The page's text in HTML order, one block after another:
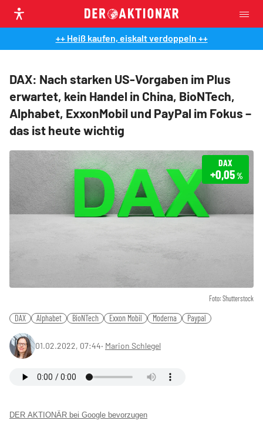
++ Heiß kaufen, eiskalt verdoppeln ++
DAX: Nach starken US-Vorgaben im Plus
erwartet, kein Handel in China, BioNTech,
Alphabet, ExxonMobil und PayPal im Fokus –
das ist heute wichtig
Foto: Shutterstock
DAX
+0,05%
DAX Alphabet BioNTech Exxon Mobil Moderna Paypal
01.02.2022, 07:44‧ Marion Schlegel
DER AKTIONÄR bei Google bevorzugen